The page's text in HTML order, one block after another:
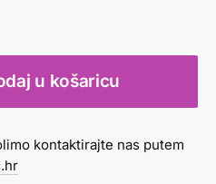
u košaricu
kontaktirajte nas putem